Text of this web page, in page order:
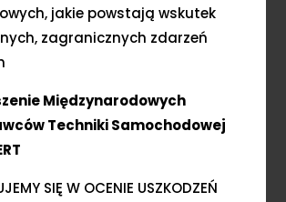
jakie powstają wskutek
zagranicznych zdarzeń
Międzynarodowych
Techniki Samochodowej
SIĘ W OCENIE USZKODZEŃ